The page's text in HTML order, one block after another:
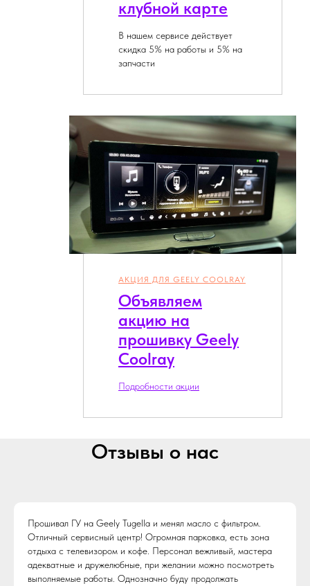
клубной карте
В нашем сервисе действует
скидка 5% на работы и 5% на
запчасти
АКЦИЯ ДЛЯ GEELY COOLRAY
Объявляем
акцию на
прошивку Geely
Coolray
Подробности акции
Отзывы о нас
Прошивал ГУ на Geely Tugella и менял масло с фильтром.
Отличный сервисный центр! Огромная парковка, есть зона
отдыха с телевизором и кофе. Персонал вежливый, мастера
адекватные и дружелюбные, при желании можно посмотреть
выполняемые работы. Однозначно буду продолжать